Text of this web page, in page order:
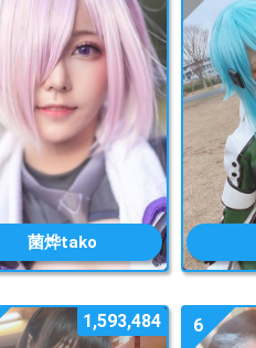
菌烨tako
1,593,484 6